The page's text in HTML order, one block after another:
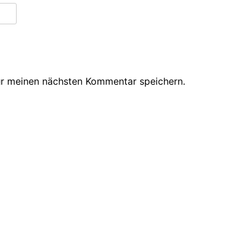
nächsten Kommentar speichern.